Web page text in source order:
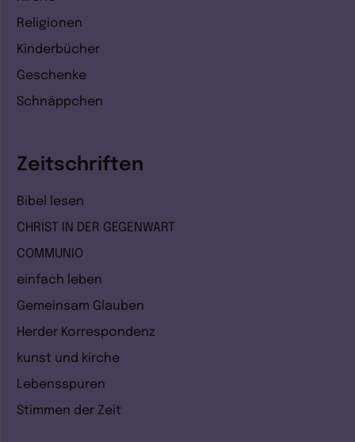
Religionen
Kinderbücher
Geschenke
Schnäppchen
Zeitschriften
Bibel lesen
CHRIST IN DER GEGENWART
COMMUNIO
einfach leben
Gemeinsam Glauben
Herder Korrespondenz
kunst und kirche
Lebensspuren
Stimmen der Zeit